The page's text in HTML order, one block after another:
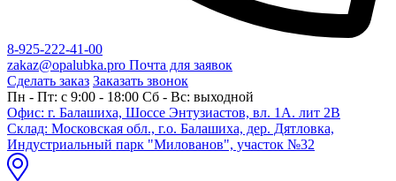
8-925-222-41-00
zakaz@opalubka.pro Почта для заявок
Сделать заказ Заказать звонок
Пн - Пт: c 9:00 - 18:00 Сб - Вс: выходной
Офис: г. Балашиха, Шоссе Энтузиастов, вл. 1А. лит 2В
Склад: Московская обл., г.о. Балашиха, дер. Дятловка,
Индустриальный парк "Милованов", участок №32